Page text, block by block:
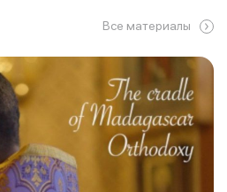
Все материалы